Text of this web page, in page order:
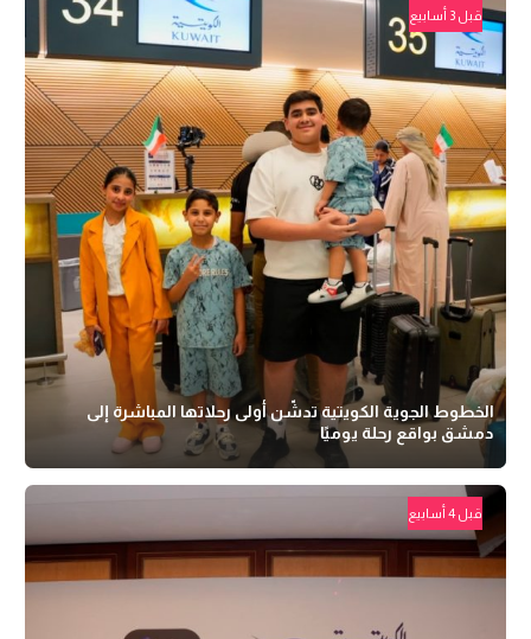
قبل 3 أسابيع
الخطوط الجوية الكويتية تدشّن أولى رحلاتها المباشرة إلى
دمشق بواقع رحلة يوميًا
قبل 4 أسابيع